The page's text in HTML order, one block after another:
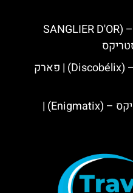
מגרש המשחקים חזיר הזהב – (SANGLIER D'OR
רכבת ההרים דיסקאובליקס – (Discobélix) | פארק
אטרקציית החשיבה: אניגמטיקס – (Enigmatix) |